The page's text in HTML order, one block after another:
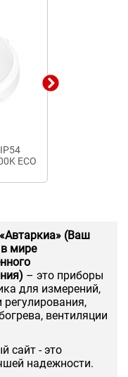
ECO
(Ваш
мире
– это приборы
для измерений,
регулирования,
вентиляции
сайт - это
надежности.